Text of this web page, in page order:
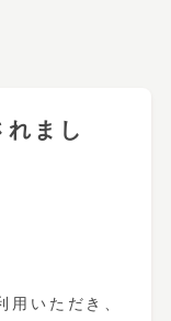
まし
用いただき、